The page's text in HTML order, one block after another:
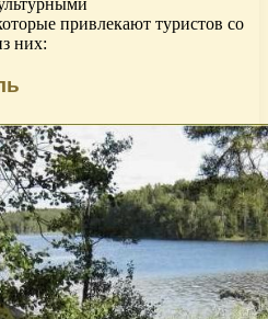
привлекают туристов со
них: